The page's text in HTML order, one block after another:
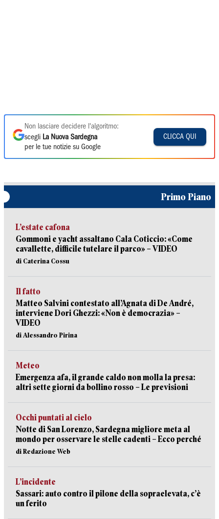
Non lasciare decidere l'algoritmo:
scegli La Nuova Sardegna
per le tue notizie su Google
CLICCA QUI
Primo Piano
L’estate cafona
Gommoni e yacht assaltano Cala Coticcio: «Come
cavallette, difficile tutelare il parco» – VIDEO
di Caterina Cossu
Il fatto
Matteo Salvini contestato all’Agnata di De André,
interviene Dori Ghezzi: «Non è democrazia» –
VIDEO
di Alessandro Pirina
Meteo
Emergenza afa, il grande caldo non molla la presa:
altri sette giorni da bollino rosso – Le previsioni
Occhi puntati al cielo
Notte di San Lorenzo, Sardegna migliore meta al
mondo per osservare le stelle cadenti – Ecco perché
di Redazione Web
L’incidente
Sassari: auto contro il pilone della sopraelevata, c’è
un ferito